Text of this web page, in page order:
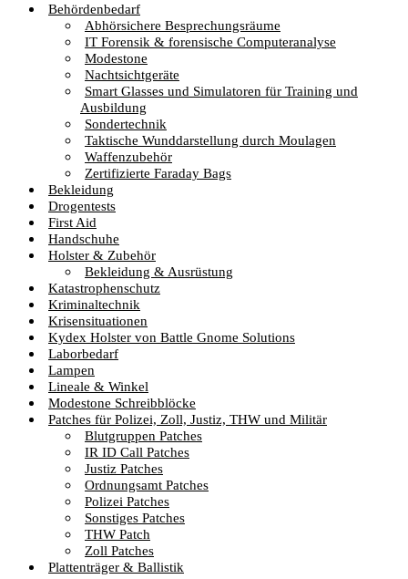
Behördenbedarf
Abhörsichere Besprechungsräume
IT Forensik & forensische Computeranalyse
Modestone
Nachtsichtgeräte
Smart Glasses und Simulatoren für Training und
Ausbildung
Sondertechnik
Taktische Wunddarstellung durch Moulagen
Waffenzubehör
Zertifizierte Faraday Bags
Bekleidung
Drogentests
First Aid
Handschuhe
Holster & Zubehör
Bekleidung & Ausrüstung
Katastrophenschutz
Kriminaltechnik
Krisensituationen
Kydex Holster von Battle Gnome Solutions
Laborbedarf
Lampen
Lineale & Winkel
Modestone Schreibblöcke
Patches für Polizei, Zoll, Justiz, THW und Militär
Blutgruppen Patches
IR ID Call Patches
Justiz Patches
Ordnungsamt Patches
Polizei Patches
Sonstiges Patches
THW Patch
Zoll Patches
Plattenträger & Ballistik